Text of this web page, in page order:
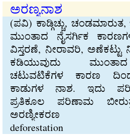
ಅರಣ್ಯನಾಶ
(ಪವಿ) ಕಾಡ್ಗಿಚ್ಚು,
ಮುಂತಾದ ನೈಸರ್ಗಿಕ
ವಿಸ್ತರಣೆ, ನೀರಾವರಿ,
ಕಡಿಯುವುದು
ಚಟುವಟಿಕೆಗಳ ಕಾರಣ
ಕಾಡುಗಳ ನಾಶ. ಇದು
ಪ್ರತಿಕೂಲ ಪರಿಣಾಮ
ಅರಣ್ಯೀಕರಣ
deforestation